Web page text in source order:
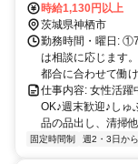
時給1,130円以上
茨城県神栖市
勤務時間・曜日:
は相談に応じます
都合に合わせて働
仕事内容: 女性活躍
OK♪週末歓迎♪しゅ
品の品出し、清掃
固定時間制 週2・3日か